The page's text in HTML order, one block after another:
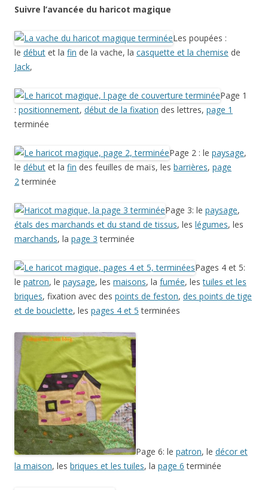
Suivre l’avancée du haricot magique
Les poupées :
le début et la fin de la vache, la casquette et la chemise de
Jack,
Page 1
: positionnement, début de la fixation des lettres, page 1
terminée
Page 2 : le paysage,
le début et la fin des feuilles de maïs, les barrières, page
2terminée
Page 3: le paysage,
étals des marchands et du stand de tissus, les légumes, les
marchands, la page 3 terminée
Pages 4 et 5:
le patron, le paysage, les maisons, la fumée, lestuiles et les
briques, fixation avec des points de feston, des points de tige
et de bouclette, les pages 4 et 5 terminées
Page 6: le patron, le décor et
la maison, les briques et les tuiles, la page 6 terminée